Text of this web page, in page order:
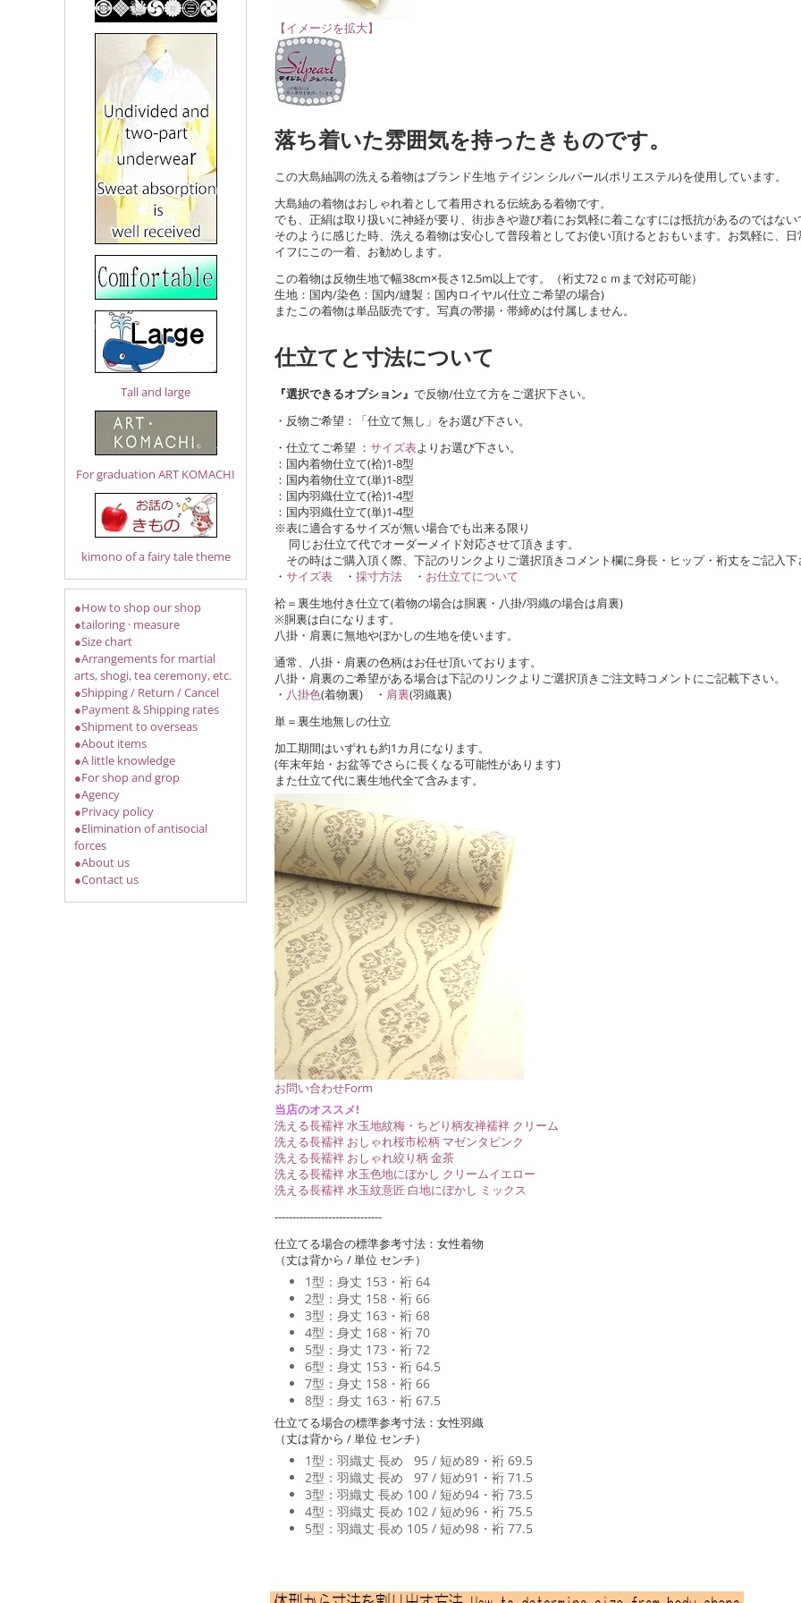
Tall and large
For graduation ART KOMACHI
kimono of a fairy tale theme
●How to shop our shop
●tailoring · measure
●Size chart
●Arrangements for martial
arts, shogi, tea ceremony, etc.
●Shipping / Return / Cancel
●Payment & Shipping rates
●Shipment to overseas
●About items
●A little knowledge
●For shop and grop
●Agency
●Privacy policy
●Elimination of antisocial
forces
●About us
●Contact us
【イメージを拡大】
落ち着いた雰囲気を持ったきものです。
この大島紬調の洗える着物はブランド生地 テイジン シルパール(ポリエステル)を使用しています。
大島紬の着物はおしゃれ着として着用される伝統ある着物です。
でも、正絹は取り扱いに神経が要り、街歩きや遊び着にお気軽に着こなすには抵抗があるのではな
そのように感じた時、洗える着物は安心して普段着としてお使い頂けるとおもいます。お気軽に、
イフにこの一着、お勧めします。
この着物は反物生地で幅38cm×長さ12.5m以上です。（裄丈72ｃｍまで対応可能）
生地：国内/染色：国内/縫製：国内ロイヤル(仕立ご希望の場合)
またこの着物は単品販売です。写真の帯揚・帯締めは付属しません。
仕立てと寸法について
『選択できるオプション』 で反物/仕立て方をご選択下さい。
・反物ご希望：「仕立て無し」をお選び下さい。
・仕立てご希望 ： サイズ表よりお選び下さい。
：国内着物仕立て(袷)1-8型
：国内着物仕立て(単)1-8型
：国内羽織仕立て(袷)1-4型
：国内羽織仕立て(単)1-4型
※表に適合するサイズが無い場合でも出来る限り
同じお仕立て代でオーダーメイド対応させて頂きます。
その時はご購入頂く際、下記のリンクよりご選択頂きコメント欄に身長・ヒップ・裄丈をご記入下
・ サイズ表・ 採寸方法・ お仕立てについて
袷＝裏生地付き仕立て(着物の場合は胴裏・八掛/羽織の場合は肩裏)
※胴裏は白になります。
八掛・肩裏に無地やぼかしの生地を使います。
通常、八掛・肩裏の色柄はお任せ頂いております。
八掛・肩裏のご希望がある場合は下記のリンクよりご選択頂きご注文時コメントにご記載下さい。
・ 八掛色(着物裏) ・ 肩裏(羽織裏)
単＝裏生地無しの仕立
加工期間はいずれも約1カ月になります。
(年末年始・お盆等でさらに長くなる可能性があります)
また仕立て代に裏生地代全て含みます。
お問い合わせForm
当店のオススメ!
洗える長襦袢 水玉地紋梅・ちどり柄友禅襦袢 クリーム
洗える長襦袢 おしゃれ桜市松柄 マゼンタピンク
洗える長襦袢 おしゃれ絞り柄 金茶
洗える長襦袢 水玉色地にぼかし クリームイエロー
洗える長襦袢 水玉紋意匠 白地にぼかし ミックス
------------------------------
仕立てる場合の標準参考寸法：女性着物
（丈は背から / 単位 センチ）
1型：身丈 153・裄 64
2型：身丈 158・裄 66
3型：身丈 163・裄 68
4型：身丈 168・裄 70
5型：身丈 173・裄 72
6型：身丈 153・裄 64.5
7型：身丈 158・裄 66
8型：身丈 163・裄 67.5
仕立てる場合の標準参考寸法：女性羽織
（丈は背から / 単位 センチ）
1型：羽織丈 長め 95 / 短め89・裄 69.5
2型：羽織丈 長め 97 / 短め91・裄 71.5
3型：羽織丈 長め 100 / 短め94・裄 73.5
4型：羽織丈 長め 102 / 短め96・裄 75.5
5型：羽織丈 長め 105 / 短め98・裄 77.5